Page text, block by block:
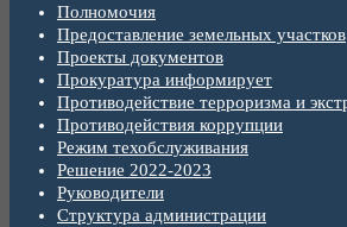
Полномочия
Предоставление земельных участков
Проекты документов
Прокуратура информирует
Противодействие терроризма и
Противодействия коррупции
Режим техобслуживания
Решение 2022-2023
Руководители
Структура администрации